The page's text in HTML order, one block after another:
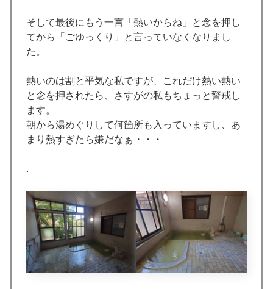
そして最後にもう一言「熱いからね」と念を押し
てから「ごゆっくり」と言っていなくなりまし
た。
熱いのは割と平気な私ですが、これだけ熱い熱い
と念を押されたら、さすがの私もちょっと警戒し
ます。
朝から湯めぐりして何箇所も入っていますし、あ
まり熱すぎたら嫌だなぁ・・・
.